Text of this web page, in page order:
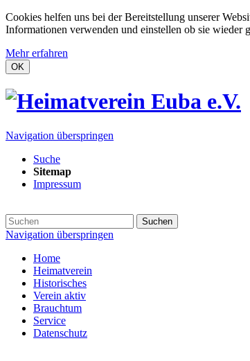
Cookies helfen uns bei der Bereitstellung unserer
Informationen verwenden und einstellen ob sie wieder
Mehr erfahren
OK
Navigation überspringen
Suche
Sitemap
Impressum
Suchen
Navigation überspringen
Home
Heimatverein
Historisches
Verein aktiv
Brauchtum
Service
Datenschutz